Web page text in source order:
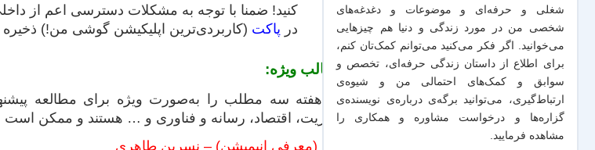
کنید! ضمنا با توجه به مشکلات دسترسی اعم از
در پاکت (کاربردی‌ترین اپلیکیشن گوشی من!) ذخیره
مطالب ویژه:
هر هفته سه مطلب را به‌صورت ویژه برای مطالعه
مدیریت، اقتصاد، رسانه و فناوری و … هستند و ممکن است
روح (معرفی انیمیشن) – نسرین طاهری
شغلی و حرفه‌ای و موضوعات و دغدغه‌های
شخصی من در مورد زندگی و دنیا هم چیزهایی
می‌خوانید. اگر فکر می‌کنید می‌توانم کمک‌تان کنم،
برای اطلاع از داستان زندگی حرفه‌ای، تخصص و
سوابق و کمک‌های احتمالی من و شیو‌ه‌ی
ارتباط‌گیری، می‌توانید برگه‌یدرباره‌ی نویسنده‌ی
گزاره‌ها و درخواست مشاوره و همکاری را
مشاهده فرمایید.